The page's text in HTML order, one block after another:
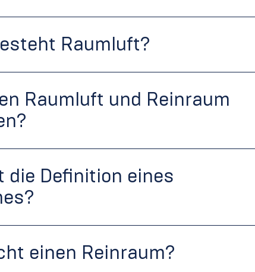
Raumluft?
Raumluft und Reinraum
die Definition eines
einen Reinraum?